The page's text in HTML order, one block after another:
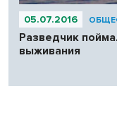
05.07.2016
Разведчик
выживания